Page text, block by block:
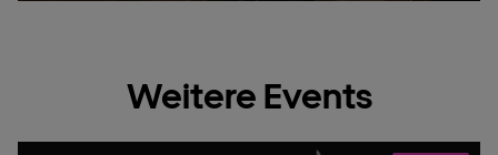
Weitere Events